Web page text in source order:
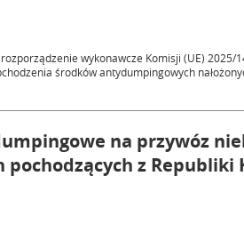
wykonawcze Komisji (UE) 2025/
środków antydumpingowych
na przywóz
z Republiki